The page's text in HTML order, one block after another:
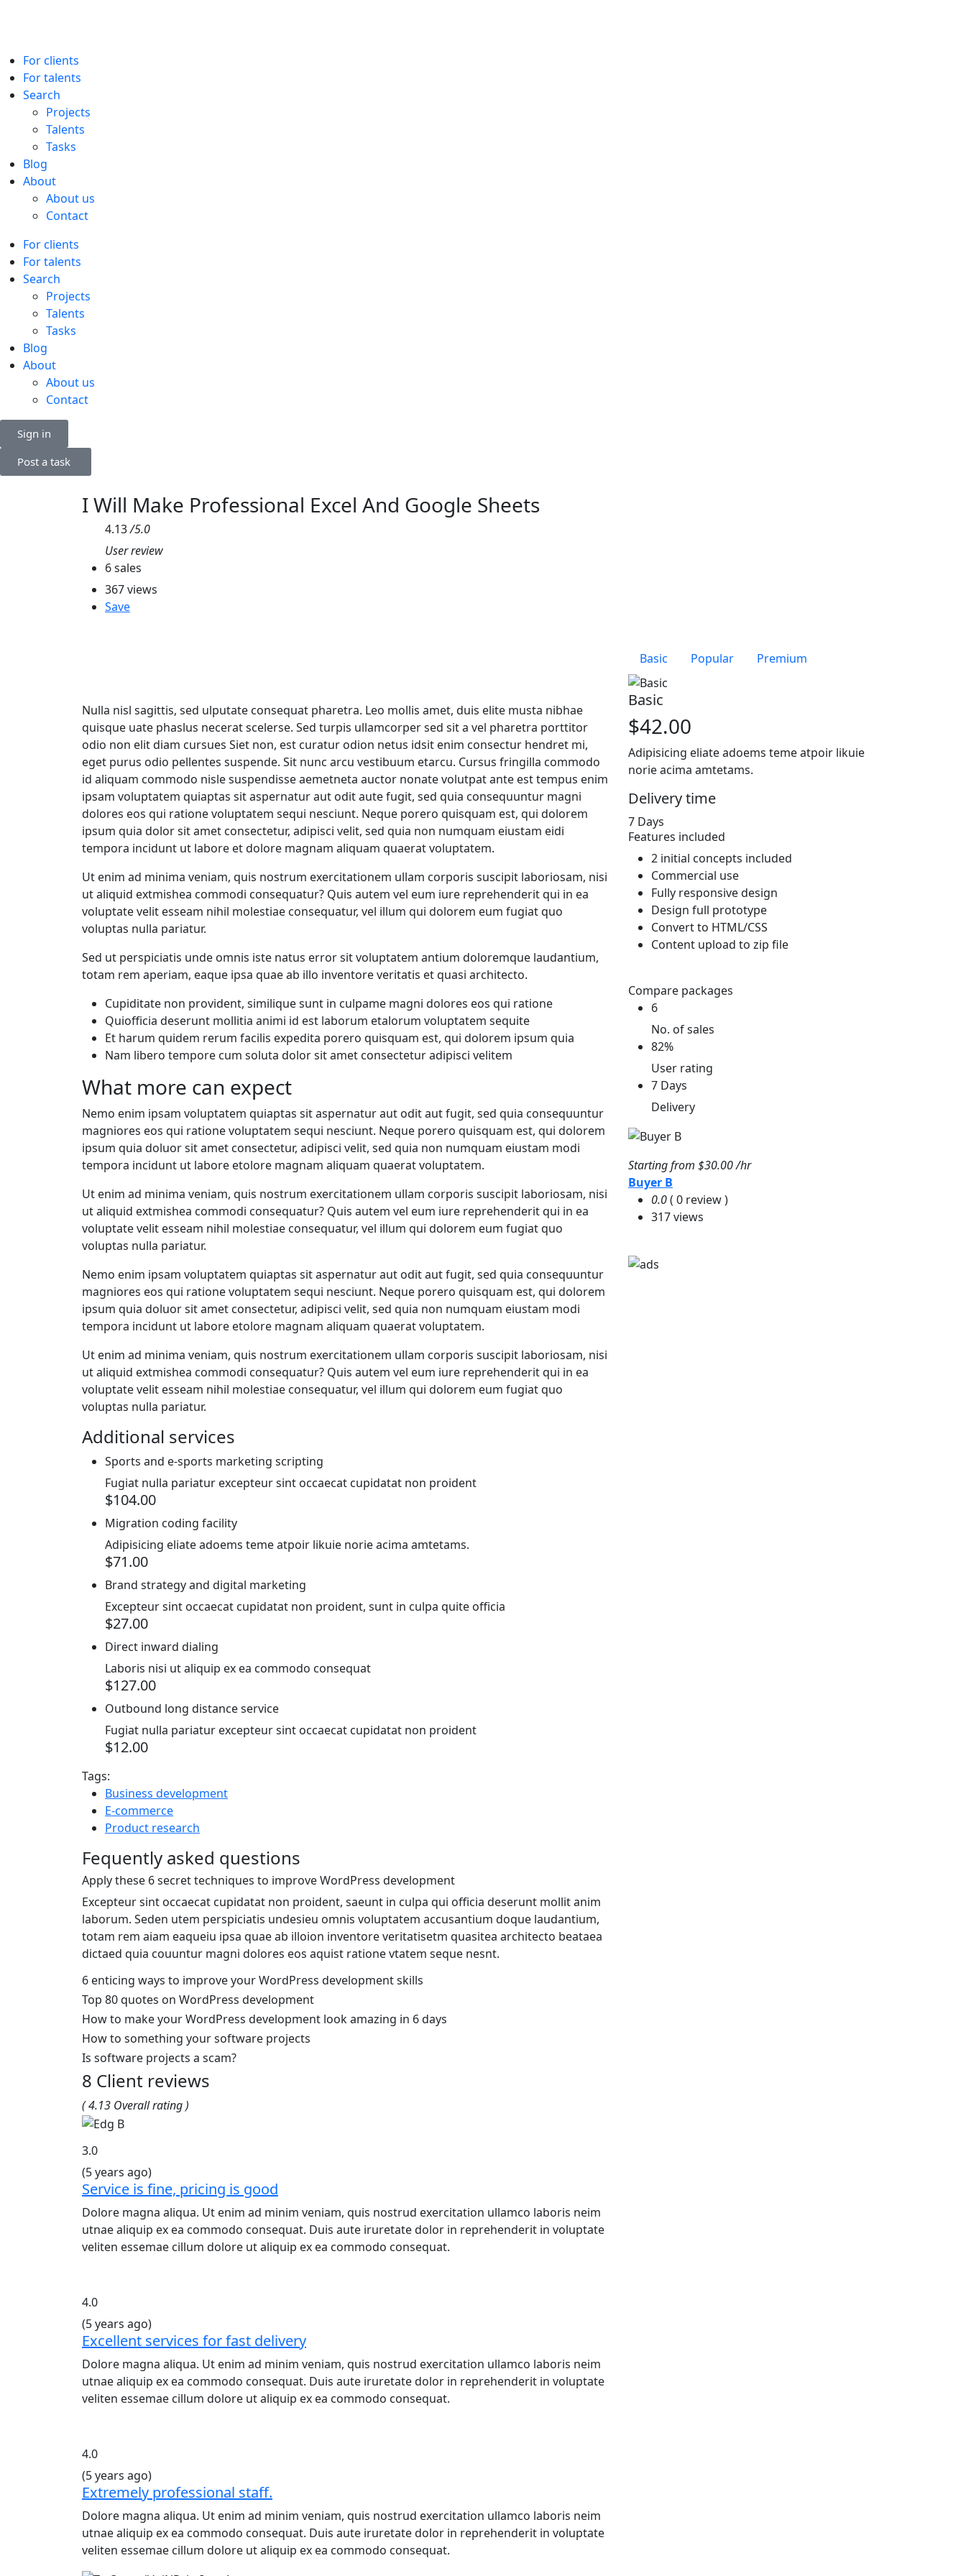
For clients
For talents
Search
Projects
Talents
Tasks
Blog
About
About us
Contact
For clients
For talents
Search
Projects
Talents
Tasks
Blog
About
About us
Contact
Sign in
Post a task
I Will Make Professional Excel And Google Sheets
4.13/5.0
User review
6 sales
367 views
Save
Nulla nisl sagittis, sed ulputate consequat pharetra. Leo mollis amet, duis elite musta nibhae
quisque uate phaslus necerat scelerse. Sed turpis ullamcorper sed sit a vel pharetra porttitor
odio non elit diam cursues Siet non, est curatur odion netus idsit enim consectur hendret mi,
eget purus odio pellentes suspende. Sit nunc arcu vestibuum etarcu. Cursus fringilla commodo
id aliquam commodo nisle suspendisse aemetneta auctor nonate volutpat ante est tempus enim
ipsam voluptatem quiaptas sit aspernatur aut odit aute fugit, sed quia consequuntur magni
dolores eos qui ratione voluptatem sequi nesciunt. Neque porero quisquam est, qui dolorem
ipsum quia dolor sit amet consectetur, adipisci velit, sed quia non numquam eiustam eidi
tempora incidunt ut labore et dolore magnam aliquam quaerat voluptatem.
Ut enim ad minima veniam, quis nostrum exercitationem ullam corporis suscipit laboriosam, nisi
ut aliquid extmishea commodi consequatur? Quis autem vel eum iure reprehenderit qui in ea
voluptate velit esseam nihil molestiae consequatur, vel illum qui dolorem eum fugiat quo
voluptas nulla pariatur.
Sed ut perspiciatis unde omnis iste natus error sit voluptatem antium doloremque laudantium,
totam rem aperiam, eaque ipsa quae ab illo inventore veritatis et quasi architecto.
Cupiditate non provident, similique sunt in culpame magni dolores eos qui ratione
Quiofficia deserunt mollitia animi id est laborum etalorum voluptatem sequite
Et harum quidem rerum facilis expedita porero quisquam est, qui dolorem ipsum quia
Nam libero tempore cum soluta dolor sit amet consectetur adipisci velitem
What more can expect
Nemo enim ipsam voluptatem quiaptas sit aspernatur aut odit aut fugit, sed quia consequuntur
magniores eos qui ratione voluptatem sequi nesciunt. Neque porero quisquam est, qui dolorem
ipsum quia doluor sit amet consectetur, adipisci velit, sed quia non numquam eiustam modi
tempora incidunt ut labore etolore magnam aliquam quaerat voluptatem.
Ut enim ad minima veniam, quis nostrum exercitationem ullam corporis suscipit laboriosam, nisi
ut aliquid extmishea commodi consequatur? Quis autem vel eum iure reprehenderit qui in ea
voluptate velit esseam nihil molestiae consequatur, vel illum qui dolorem eum fugiat quo
voluptas nulla pariatur.
Nemo enim ipsam voluptatem quiaptas sit aspernatur aut odit aut fugit, sed quia consequuntur
magniores eos qui ratione voluptatem sequi nesciunt. Neque porero quisquam est, qui dolorem
ipsum quia doluor sit amet consectetur, adipisci velit, sed quia non numquam eiustam modi
tempora incidunt ut labore etolore magnam aliquam quaerat voluptatem.
Ut enim ad minima veniam, quis nostrum exercitationem ullam corporis suscipit laboriosam, nisi
ut aliquid extmishea commodi consequatur? Quis autem vel eum iure reprehenderit qui in ea
voluptate velit esseam nihil molestiae consequatur, vel illum qui dolorem eum fugiat quo
voluptas nulla pariatur.
Additional services
Sports and e-sports marketing scripting
Fugiat nulla pariatur excepteur sint occaecat cupidatat non proident
$104.00
Migration coding facility
Adipisicing eliate adoems teme atpoir likuie norie acima amtetams.
$71.00
Brand strategy and digital marketing
Excepteur sint occaecat cupidatat non proident, sunt in culpa quite officia
$27.00
Direct inward dialing
Laboris nisi ut aliquip ex ea commodo consequat
$127.00
Outbound long distance service
Fugiat nulla pariatur excepteur sint occaecat cupidatat non proident
$12.00
Tags:
Business development
E-commerce
Product research
Fequently asked questions
Apply these 6 secret techniques to improve WordPress development
Excepteur sint occaecat cupidatat non proident, saeunt in culpa qui officia deserunt mollit anim
laborum. Seden utem perspiciatis undesieu omnis voluptatem accusantium doque laudantium,
totam rem aiam eaqueiu ipsa quae ab illoion inventore veritatisetm quasitea architecto beataea
dictaed quia couuntur magni dolores eos aquist ratione vtatem seque nesnt.
6 enticing ways to improve your WordPress development skills
Top 80 quotes on WordPress development
How to make your WordPress development look amazing in 6 days
How to something your software projects
Is software projects a scam?
8 Client reviews
(4.13 Overall rating )
3.0
(5 years ago)
Service is fine, pricing is good
Dolore magna aliqua. Ut enim ad minim veniam, quis nostrud exercitation ullamco laboris neim
utnae aliquip ex ea commodo consequat. Duis aute iruretate dolor in reprehenderit in voluptate
veliten essemae cillum dolore ut aliquip ex ea commodo consequat.
4.0
(5 years ago)
Excellent services for fast delivery
Dolore magna aliqua. Ut enim ad minim veniam, quis nostrud exercitation ullamco laboris neim
utnae aliquip ex ea commodo consequat. Duis aute iruretate dolor in reprehenderit in voluptate
veliten essemae cillum dolore ut aliquip ex ea commodo consequat.
4.0
(5 years ago)
Extremely professional staff.
Dolore magna aliqua. Ut enim ad minim veniam, quis nostrud exercitation ullamco laboris neim
utnae aliquip ex ea commodo consequat. Duis aute iruretate dolor in reprehenderit in voluptate
veliten essemae cillum dolore ut aliquip ex ea commodo consequat.
Basic Popular Premium
Basic
$42.00
Adipisicing eliate adoems teme atpoir likuie
norie acima amtetams.
Delivery time
7 Days
Features included
2 initial concepts included
Commercial use
Fully responsive design
Design full prototype
Convert to HTML/CSS
Content upload to zip file
Compare packages
6
No. of sales
82%
User rating
7 Days
Delivery
Starting from $30.00 /hr
Buyer B
0.0( 0 review )
317 views